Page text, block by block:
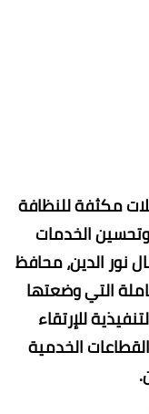
مكثفة للنظافة
الخدمات
نور الدين، محافظ
التي وضعتها
للإرتقاء
الخدمية